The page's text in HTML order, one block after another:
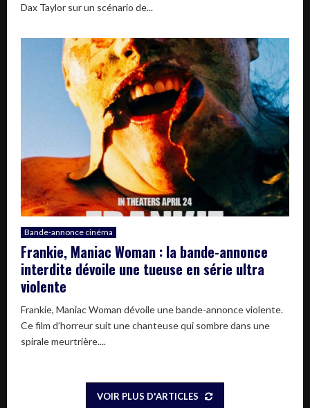
Dax Taylor sur un scénario de...
Bande-annonce cinéma
Frankie, Maniac Woman : la bande-annonce
interdite dévoile une tueuse en série ultra
violente
Frankie, Maniac Woman dévoile une bande-annonce violente.
Ce film d’horreur suit une chanteuse qui sombre dans une
spirale meurtrière....
VOIR PLUS D'ARTICLES